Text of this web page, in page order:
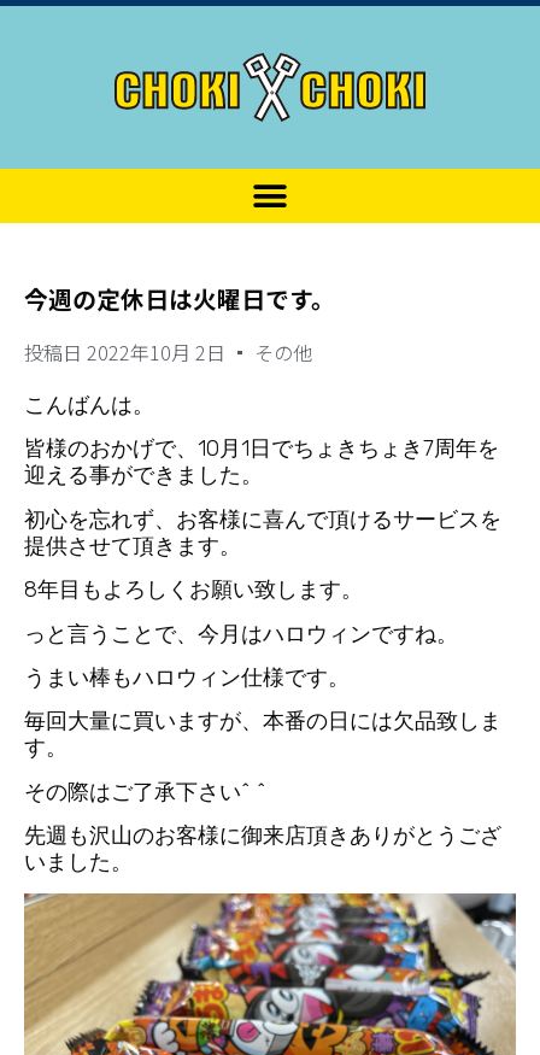
今週の定休日は火曜日です。
投稿日 2022年10月 2日 その他
こんばんは。
皆様のおかげで、10月1日でちょきちょき7周年を
迎える事ができました。
初心を忘れず、お客様に喜んで頂けるサービスを
提供させて頂きます。
8年目もよろしくお願い致します。
っと言うことで、今月はハロウィンですね。
うまい棒もハロウィン仕様です。
毎回大量に買いますが、本番の日には欠品致しま
す。
その際はご了承下さい^ ^
先週も沢山のお客様に御来店頂きありがとうござ
いました。